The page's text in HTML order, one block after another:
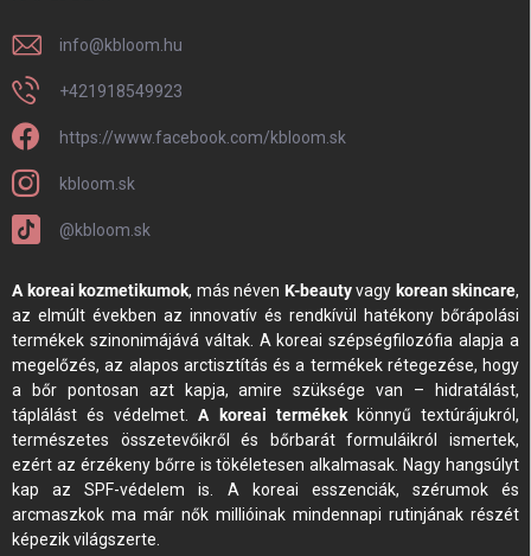
info@kbloom.hu
+421918549923
https://www.facebook.com/kbloom.sk
kbloom.sk
@kbloom.sk
A koreai kozmetikumok, más néven K-beautyvagy korean skincare,
az elmúlt években az innovatív és rendkívül hatékony bőrápolási
termékek szinonimájává váltak. A koreai szépségfilozófia alapja a
megelőzés, az alapos arctisztítás és a termékek rétegezése, hogy
a bőr pontosan azt kapja, amire szüksége van – hidratálást,
táplálást és védelmet.A koreai termékekkönnyű textúrájukról,
természetes összetevőikről és bőrbarát formuláikról ismertek,
ezért az érzékeny bőrre is tökéletesen alkalmasak. Nagy hangsúlyt
kap az SPF-védelem is. A koreai esszenciák, szérumok és
arcmaszkok ma már nők millióinak mindennapi rutinjának részét
képezik világszerte.